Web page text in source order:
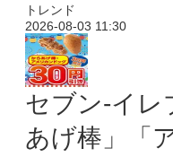
トレンド
2026-08-03 11:30
セブン‐イレ
あげ棒」「